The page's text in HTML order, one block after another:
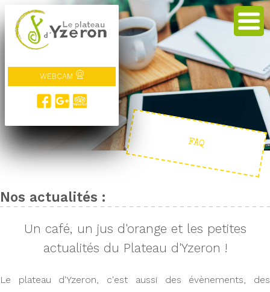
WEBCAM
FAQ
Nos actualités :
Un café, un jus d'orange et les petites
actualités du Plateau d'Yzeron !
Le plateau d'Yzeron, c'est aussi des évènements, des